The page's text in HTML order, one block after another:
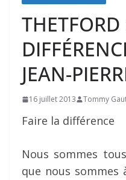
JEAN-
16 juillet 2013 Tommy
Faire la différence
Nous sommes
que nous